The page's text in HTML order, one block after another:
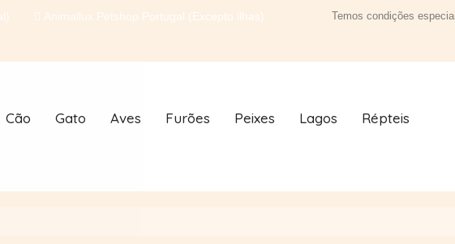
Animallux Petshop Portugal (Excepto ilhas) Temos condições
Cão Gato Aves Furões Peixes Lagos
Répteis